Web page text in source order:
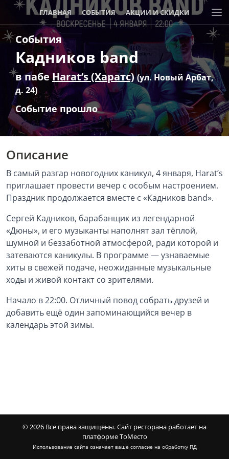
ГЛАВНАЯ СОБЫТИЯ АКЦИИ И СКИДКИ
События
Кадников band
в пабеHarat’s (Харатс) (ул. Новый Арбат,
д. 24)
Событие прошло
Описание
В самый разгар новогодних каникул, 4 января, Harat’s
приглашает провести вечер с особым настроением.
Праздник продолжается вместе с «Кадников band».
Сергей Кадников, барабанщик из легендарной
«Дюны», и его музыканты наполнят зал тёплой,
шумной и беззаботной атмосферой, ради которой и
затеваются каникулы. В программе — узнаваемые
хиты в свежей подаче, неожиданные музыкальные
ходы и живой контакт со зрителями.
Начало в 22:00. Отличный повод собрать друзей и
добавить ещё один запоминающийся вечер в
календарь этой зимы.
© 2026 Все права защищены.Сайт ресторана работает на
платформе ТоМесто
Использование сайта означает ваше согласие на обработку ПД